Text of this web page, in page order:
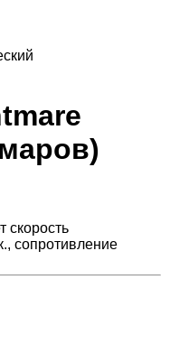
скорость
сопротивление